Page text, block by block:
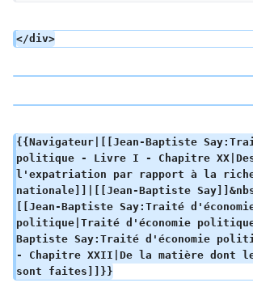
</div>
{{Navigateur|[[Jean-Baptiste
politique - Livre I - Chapitre
l'expatriation par rapport à la
nationale]]|[[Jean-Baptiste
[[Jean-Baptiste Say:Traité
politique|Traité d'économie
Baptiste Say:Traité d'économie
- Chapitre XXII|De la matière dont
sont faites]]}}